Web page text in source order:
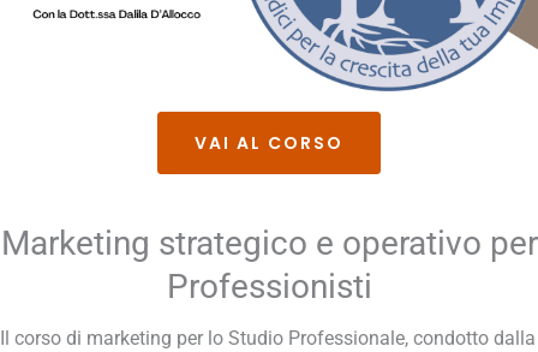
VAI AL CORSO
Marketing strategico e operativo per
Professionisti
Il corso di marketing per lo Studio Professionale, condotto dalla